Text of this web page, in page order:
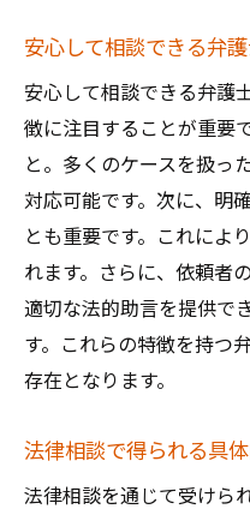
安心して相談できる弁
安心して相談できる弁護
徴に注目することが重要
と。多くのケースを扱っ
対応可能です。次に、明
とも重要です。これによ
れます。さらに、依頼者
適切な法的助言を提供で
す。これらの特徴を持つ
存在となります。
法律相談で得られる具
法律相談を通じて受けら